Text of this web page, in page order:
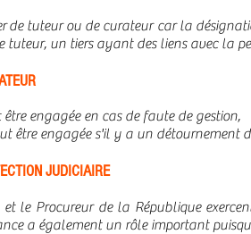
de tuteur ou de curateur car la
tuteur, un tiers ayant des liens avec la
engagée en cas de faute de gestion,
être engagée s'il y a un détournement
JUDICIAIRE
le Procureur de la République
a également un rôle important